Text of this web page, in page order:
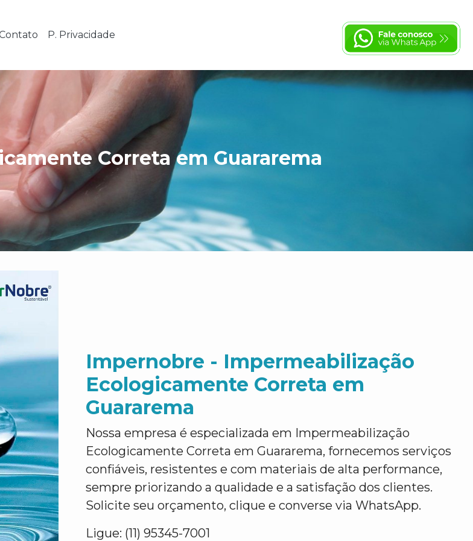
P. Privacidade
Correta em Guararema
Impernobre - Impermeabilização
Ecologicamente Correta em
Guararema
Nossa empresa é especializada em Impermeabilização
Ecologicamente Correta em Guararema, fornecemos serviços
confiáveis, resistentes e com materiais de alta performance,
sempre priorizando a qualidade e a satisfação dos clientes.
Solicite seu orçamento, clique e converse via WhatsApp.
Ligue: (11) 95345-7001